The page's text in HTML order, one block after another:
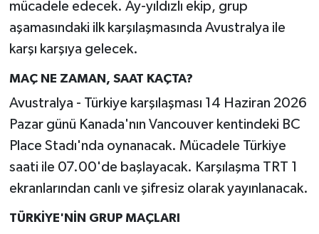
mücadele edecek. Ay-yıldızlı ekip, grup
aşamasındaki ilk karşılaşmasında Avustralya ile
karşı karşıya gelecek.
MAÇ NE ZAMAN, SAAT KAÇTA?
Avustralya - Türkiye karşılaşması 14 Haziran 2026
Pazar günü Kanada'nın Vancouver kentindeki BC
Place Stadı'nda oynanacak. Mücadele Türkiye
saati ile 07.00'de başlayacak. Karşılaşma TRT 1
ekranlarından canlı ve şifresiz olarak yayınlanacak.
TÜRKİYE'NİN GRUP MAÇLARI